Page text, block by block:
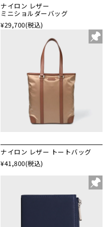
ナイロン レザー
ミニショルダーバッグ
¥29,700(税込)
ナイロン レザー トートバッグ
¥41,800(税込)